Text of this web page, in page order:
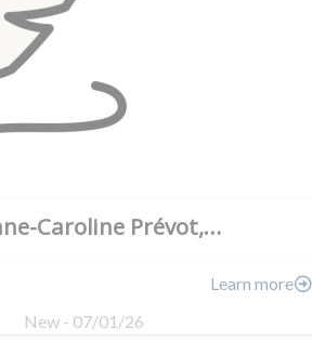
Caroline Prévot,…
Learn more
New - 07/01/26